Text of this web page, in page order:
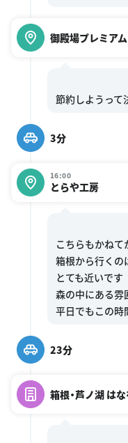
御殿場プレミア
3分
16:00
とらや工房
こちらもかね
箱根から行くの
とても近いです
森の中にある雰
23分
箱根・芦ノ湖 は